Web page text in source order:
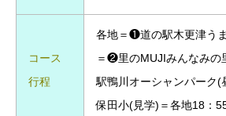
コース
行程
各地＝❶道の駅木更津う
＝❷里のMUJIみんなみ
駅鴨川オーシャンパーク
保田小(見学)＝各地18：